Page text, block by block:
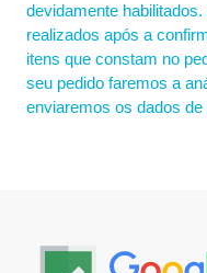
devidamente
realizados após a
itens que constam no
seu pedido faremos a
enviaremos os dados